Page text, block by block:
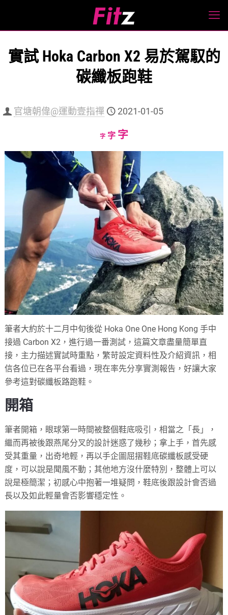
實試 Hoka Carbon X2 易於駕馭的
碳纖板跑鞋
官塘朝偉@運動壹指禪 2021-01-05
字Decrease
size.
字Reset
size.
字Increase
size.
筆者大約於十二月中旬後從 Hoka One One Hong Kong 手中
接過 Carbon X2，進行過一番測試，這篇文章盡量簡單直
接，主力描述實試時重點，繁苛設定資料性及介紹資訊，相
信各位已在各平台看過，現在率先分享實測報告，好讓大家
參考這對碳纖板路跑鞋。
開箱
筆者開箱，眼球第一時間被整個鞋底吸引，相當之「長」，
繼而再被後跟燕尾分叉的設計迷惑了幾秒；拿上手，首先感
受其重量，出奇地輕，再以手企圖屈摺鞋底碳纖板感受硬
度，可以說是聞風不動；其他地方沒什麼特別，整體上可以
說是極簡潔；初感心中抱著一堆疑問，鞋底後跟設計會否過
長以及如此輕量會否影響穩定性。